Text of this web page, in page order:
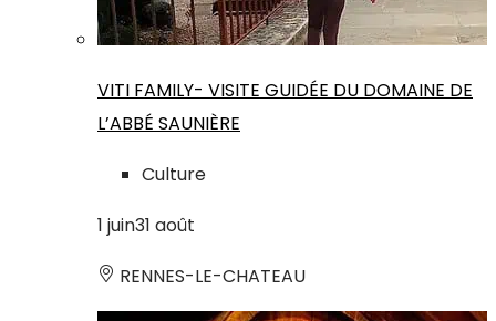
VITI FAMILY- VISITE GUIDÉE DU DOMAINE DE
L’ABBÉ SAUNIÈRE
Culture
1 juin31 août
RENNES-LE-CHATEAU